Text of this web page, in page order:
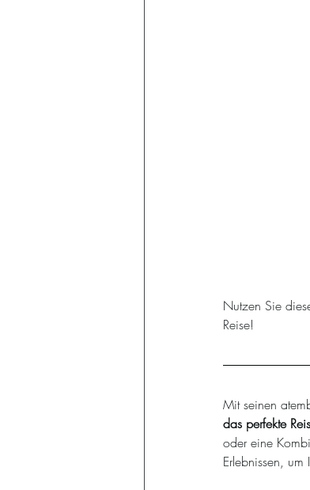
Nutzen Sie
Reise!
Mit seinen
das perfekte
oder eine
Erlebnissen,